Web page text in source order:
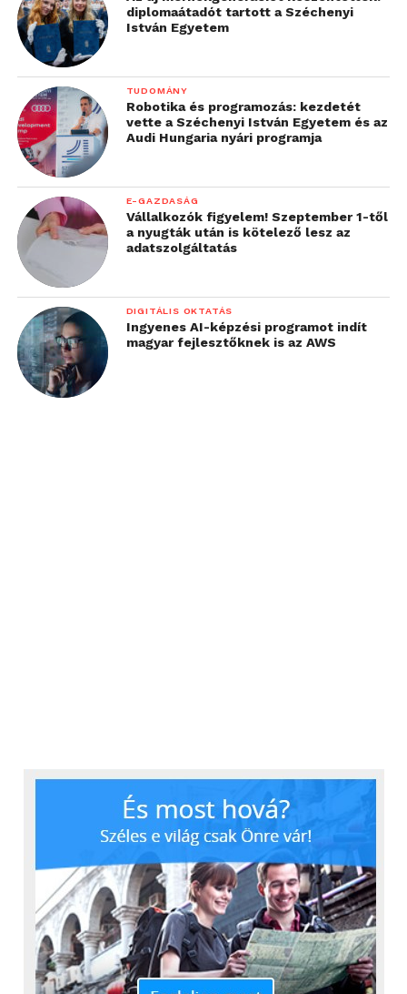
diplomaátadót tartott a Széchenyi
István Egyetem
TUDOMÁNY
Robotika és programozás: kezdetét
vette a Széchenyi István Egyetem és az
Audi Hungaria nyári programja
E-GAZDASÁG
Vállalkozók figyelem! Szeptember 1-től
a nyugták után is kötelező lesz az
adatszolgáltatás
DIGITÁLIS OKTATÁS
Ingyenes AI-képzési programot indít
magyar fejlesztőknek is az AWS